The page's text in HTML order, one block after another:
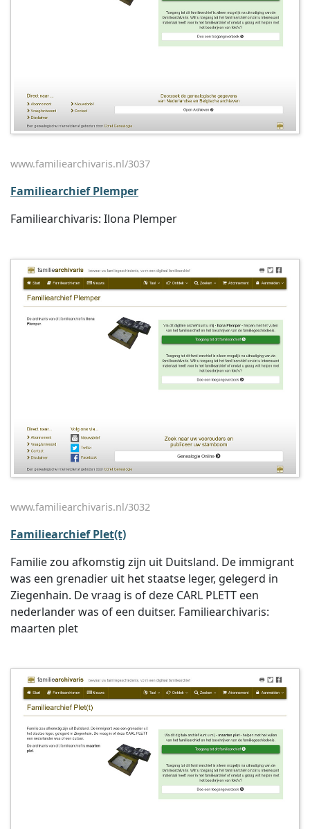
www.familiearchivaris.nl/3037
Familiearchief Plemper
Familiearchivaris: Ilona Plemper
www.familiearchivaris.nl/3032
Familiearchief Plet(t)
Familie zou afkomstig zijn uit Duitsland. De immigrant
was een grenadier uit het staatse leger, gelegerd in
Ziegenhain. De vraag is of deze CARL PLETT een
nederlander was of een duitser. Familiearchivaris:
maarten plet